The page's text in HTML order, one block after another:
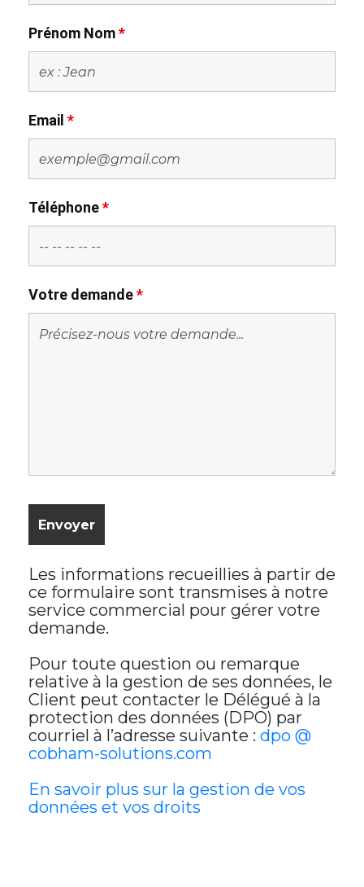
Prénom Nom*
Email *
Téléphone*
Votre demande*
Les informations recueillies à partir de
ce formulaire sont transmises à notre
service commercial pour gérer votre
demande.
Pour toute question ou remarque
relative à la gestion de ses données, le
Client peut contacter le Délégué à la
protection des données (DPO) par
courriel à l’adresse suivante : dpo @
cobham-solutions.com
En savoir plus sur la gestion de vos
données et vos droits